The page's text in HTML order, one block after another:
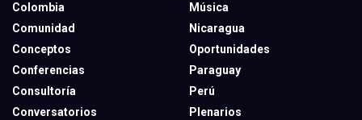
Colombia
Comunidad
Conceptos
Conferencias
Consultoría
Conversatorios
Música
Nicaragua
Oportunidades
Paraguay
Perú
Plenarios